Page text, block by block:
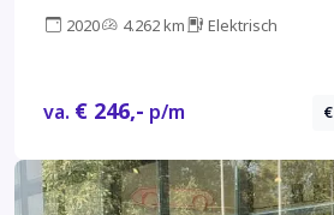
2020 4.262 km Elektrisch
va. € 246,- p/m